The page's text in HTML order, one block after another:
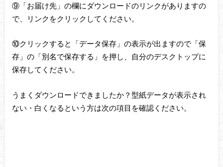
⑨「お届け先」の欄にダウンロードのリンクがありますの
で、リンクをクリックしてください。
⑩クリックすると「データ保存」の表示が出ますので「保
存」の「別名で保存する」を押し、自分のデスクトップに
保存してください。
うまくダウンロードできましたか？型紙データが表示され
ない・白くなるという方は次の項目を確認ください。